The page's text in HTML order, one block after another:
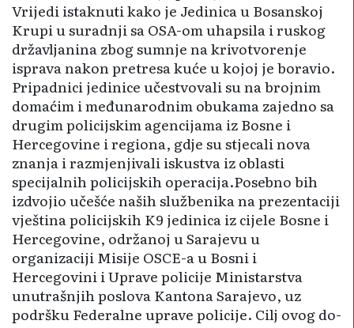
Vrijedi istaknuti kako je Jedinica u Bosanskoj
Krupi u suradnji sa OSA-om uhapsila i ruskog
državljanina zbog sumnje na krivotvo­renje
isprava nakon pretresa kuće u kojoj je boravio.
Pripadnici jedinice učestvovali su na brojnim
domaćim i međunarodnim obukama zajedno sa
drugim policijskim agencijama iz Bosne i
Hercegovine i regiona, gdje su stjecali nova
znanja i razmjenjivali iskustva iz oblasti
specijalnih policijskih operacija.Posebno bih
izdvojio učešće naših službenika na prezentaciji
vještina policijskih K9 jedinica iz cijele Bosne i
Herce­govine, održanoj u Sarajevu u
organizaciji Misije OSCE-a u Bosni i
Hercegovini i Uprave policije Mi­ni­starstva
unutrašnjih poslova Ka­ntona Sarajevo, uz
podršku Fede­ralne uprave policije. Cilj ovog do­